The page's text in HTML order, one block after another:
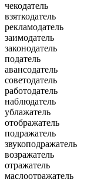
чекодатель
взяткодатель
рекламодатель
заимодатель
законодатель
податель
авансодатель
советодатель
работодатель
наблюдатель
ублажатель
отображатель
подражатель
звукоподражатель
возражатель
отражатель
маслоотражатель